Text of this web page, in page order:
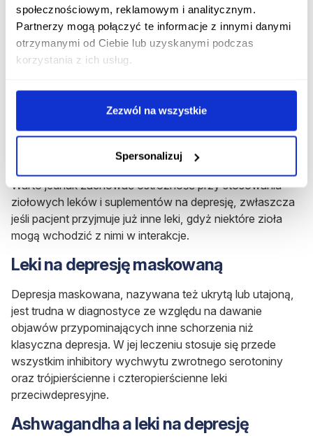
społecznościowym, reklamowym i analitycznym.
Partnerzy mogą połączyć te informacje z innymi danymi
otrzymanymi od Ciebie lub uzyskanymi podczas
korzystania z ich usług.
Zezwól na wszystkie
Spersonalizuj
dziurawiec zwyczajny
ashwagandha
lawenda
Warto jednak zachować ostrożność przy stosowaniu
ziołowych leków i suplementów na depresję, zwłaszcza
jeśli pacjent przyjmuje już inne leki, gdyż niektóre zioła
mogą wchodzić z nimi w interakcje.
Leki na depresję maskowaną
Depresja maskowana, nazywana też ukrytą lub utajoną,
jest trudna w diagnostyce ze względu na dawanie
objawów przypominających inne schorzenia niż
klasyczna depresja. W jej leczeniu stosuje się przede
wszystkim inhibitory wychwytu zwrotnego serotoniny
oraz trójpierścienne i czteropierścienne leki
przeciwdepresyjne.
Ashwagandha a leki na depresję